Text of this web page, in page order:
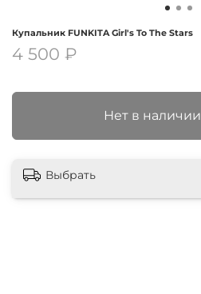
Купальник FUNKITA Girl's To The Stars
4 500 ₽
Нет в наличии
Выбрать